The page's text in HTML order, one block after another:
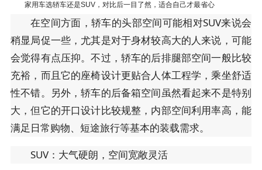
家用车选轿车还是SUV，对比后一目了然，适合自己才最省心
在空间方面，轿车的头部空间可能相对SUV来说会
稍显局促一些，尤其是对于身材较高大的人来说，可能
会觉得有点压抑。不过，轿车的后排腿部空间一般比较
充裕，而且它的座椅设计更贴合人体工程学，乘坐舒适
性不错。另外，轿车的后备箱空间虽然看起来不是特别
大，但它的开口设计比较规整，内部空间利用率高，能
满足日常购物、短途旅行等基本的装载需求。
SUV：大气硬朗，空间宽敞灵活